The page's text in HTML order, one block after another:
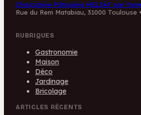
Charcuterie Pâtissière MELSÀT par
Rue du Rem Matabiau, 31000 Toulouse •
RUBRIQUES
Gastronomie
Maison
Déco
Jardinage
Bricolage
ARTICLES RÉCENTS